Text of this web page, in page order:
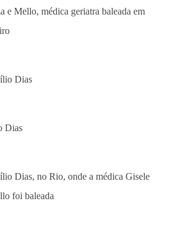
e Mello, médica geriatra baleada em
Dias